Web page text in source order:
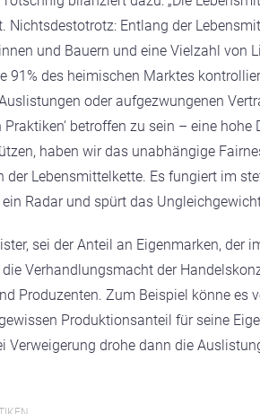
Nichtsdestotrotz: Entlang der
und Bauern und eine Vielzahl von
91% des heimischen Marktes
oder aufgezwungenen
betroffen zu sein – eine
haben wir das unabhängige
der Lebensmittelkette. Es fungiert im
Radar und spürt das
sei der Anteil an Eigenmarken, der
Verhandlungsmacht der
Produzenten. Zum Beispiel könne es
Produktionsanteil für seine
Verweigerung drohe dann die